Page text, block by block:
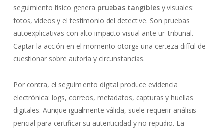
seguimiento físico genera pruebas tangiblesy visuales:
fotos, vídeos y el testimonio del detective. Son pruebas
autoexplicativas con alto impacto visual ante un tribunal.
Captar la acción en el momento otorga una certeza difícil de
cuestionar sobre autoría y circunstancias.
Por contra, el seguimiento digital produce evidencia
electrónica: logs, correos, metadatos, capturas y huellas
digitales. Aunque igualmente válida, suele requerir análisis
pericial para certificar su autenticidad y no repudio. La